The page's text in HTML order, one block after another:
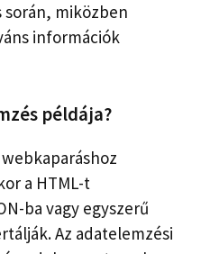
miközben
információk
példája?
a HTML-t
ba vagy egyszerű
Az adatelemzési